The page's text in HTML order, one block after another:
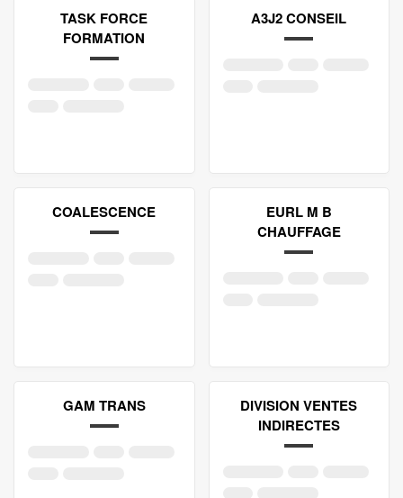
TASK FORCE
FORMATION
A3J2 CONSEIL
COALESCENCE
EURL M B
CHAUFFAGE
GAM TRANS
DIVISION VENTES
INDIRECTES